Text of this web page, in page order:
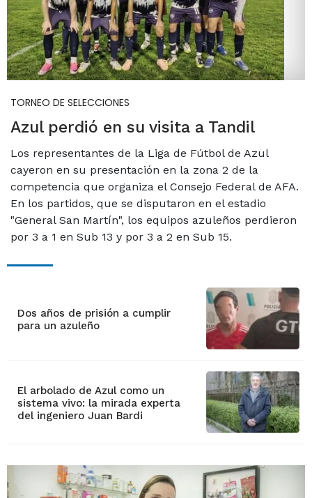
TORNEO DE SELECCIONES
Azul perdió en su visita a Tandil
Los representantes de la Liga de Fútbol de Azul
cayeron en su presentación en la zona 2 de la
competencia que organiza el Consejo Federal de AFA.
En los partidos, que se disputaron en el estadio
"General San Martín", los equipos azuleños perdieron
por 3 a 1 en Sub 13 y por 3 a 2 en Sub 15.
Dos años de prisión a cumplir
para un azuleño
El arbolado de Azul como un
sistema vivo: la mirada experta
del ingeniero Juan Bardi